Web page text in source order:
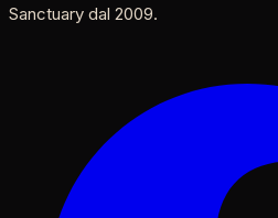
Sanctuary dal 2009.